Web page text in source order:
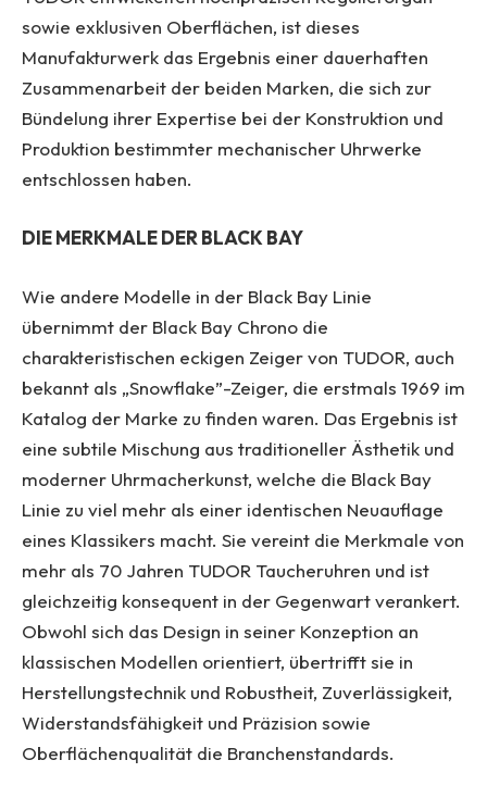
sowie exklusiven Oberflächen, ist dieses
Manufakturwerk das Ergebnis einer dauerhaften
Zusammenarbeit der beiden Marken, die sich zur
Bündelung ihrer Expertise bei der Konstruktion und
Produktion bestimmter mechanischer Uhrwerke
entschlossen haben.
DIE MERKMALE DER BLACK BAY
Wie andere Modelle in der Black Bay Linie
übernimmt der Black Bay Chrono die
charakteristischen eckigen Zeiger von TUDOR, auch
bekannt als „Snowflake”-Zeiger, die erstmals 1969 im
Katalog der Marke zu finden waren. Das Ergebnis ist
eine subtile Mischung aus traditioneller Ästhetik und
moderner Uhrmacherkunst, welche die Black Bay
Linie zu viel mehr als einer identischen Neuauflage
eines Klassikers macht. Sie vereint die Merkmale von
mehr als 70 Jahren TUDOR Taucheruhren und ist
gleichzeitig konsequent in der Gegenwart verankert.
Obwohl sich das Design in seiner Konzeption an
klassischen Modellen orientiert, übertrifft sie in
Herstellungstechnik und Robustheit, Zuverlässigkeit,
Widerstandsfähigkeit und Präzision sowie
Oberflächenqualität die Branchenstandards.